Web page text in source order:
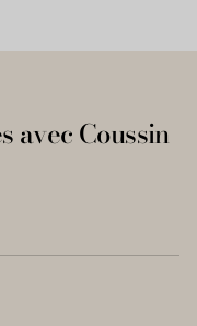
avec Coussin